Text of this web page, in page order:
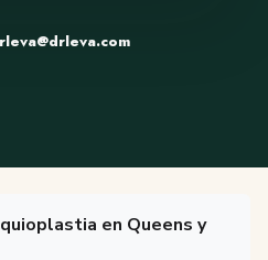
en Queens y